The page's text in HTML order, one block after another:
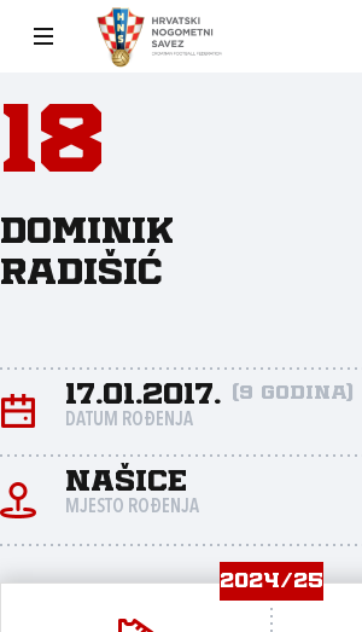
18
Dominik
Radišić
17.01.2017. (9 godina)
DATUM ROĐENJA
Našice
MJESTO ROĐENJA
2024/25